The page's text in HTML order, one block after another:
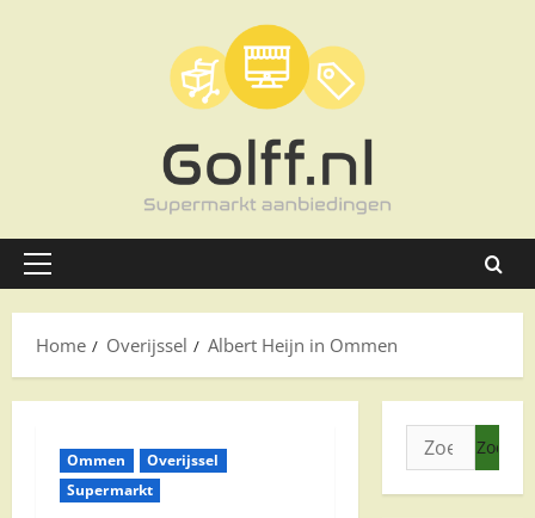
Primair
Home
Overijssel Albert Heijn in Ommen
Ommen
Overijssel
Supermarkt
Zoeken
naar: